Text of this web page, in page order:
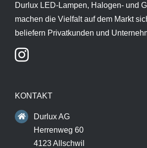
Durlux LED-Lampen, Halogen- und
machen die Vielfalt auf dem Markt
beliefern Privatkunden und
KONTAKT
Durlux AG
Herrenweg 60
4123 Allschwil